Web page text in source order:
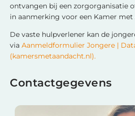
ontvangen bij een zorgorganisatie
in aanmerking voor een Kamer met
De vaste hulpverlener kan de
via Aanmeldformulier Jongere |
(kamersmetaandacht.nl).
Contactgegevens